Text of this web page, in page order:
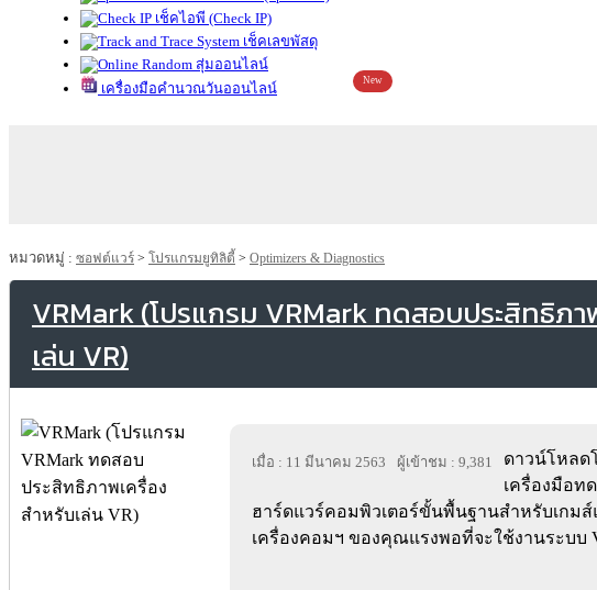
เช็คไอพี (Check IP)
เช็คเลขพัสดุ
สุ่มออนไลน์
เครื่องมือคำนวณวันออนไลน์
New
หมวดหมู่ : ซอฟต์แวร์ > โปรแกรมยูทิลิตี้ > Optimizers & Diagnostics
VRMark (โปรแกรม VRMark ทดสอบประสิทธิภ
เล่น VR)
เมื่อ : 11 มีนาคม 2563 ผู้เข้าชม : 9,381
ดาวน์โหลด
เครื่องมือท
ฮาร์ดแวร์คอมพิวเตอร์ขั้นพื้นฐานสำหรับเกมส์
เครื่องคอมฯ ของคุณแรงพอที่จะใช้งานระบบ